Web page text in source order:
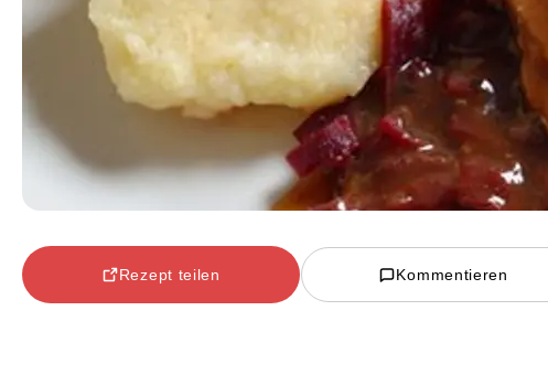
Rezept teilen Kommentieren